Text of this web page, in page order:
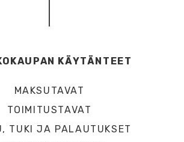
KÄYTÄNTEET
MAKSUTAVAT
TOIMITUSTAVAT
TUKI JA PALAUTUKSET